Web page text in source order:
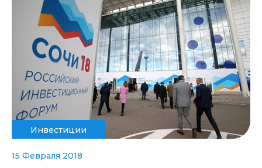
Инвестиции
15 Февраля 2018